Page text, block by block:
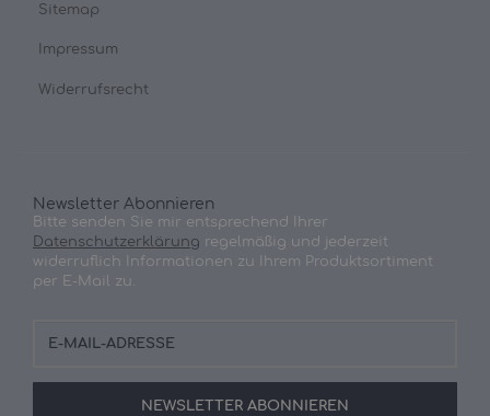
Sitemap
Impressum
Widerrufsrecht
Newsletter Abonnieren
Bitte senden Sie mir entsprechend Ihrer
Datenschutzerklärung regelmäßig und jederzeit
widerruflich Informationen zu Ihrem Produktsortiment
per E-Mail zu.
Mail-
NEWSLETTER ABONNIEREN